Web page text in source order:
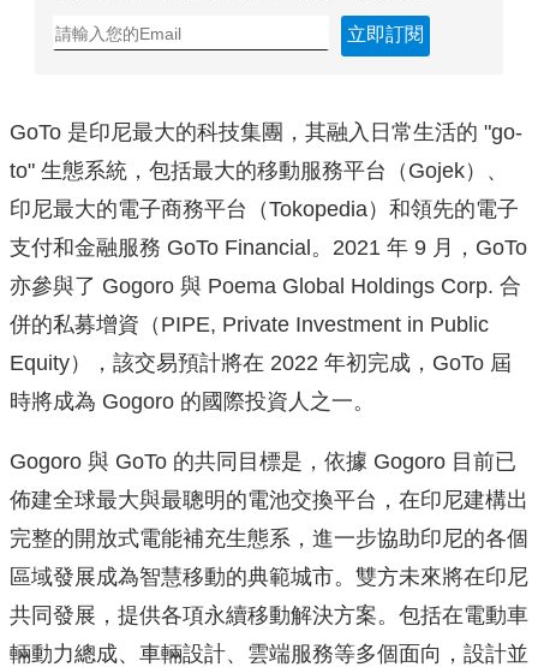
立即訂閱
GoTo 是印尼最大的科技集團，其融入日常生活的 "go-
to" 生態系統，包括最大的移動服務平台（Gojek）、
印尼最大的電子商務平台（Tokopedia）和領先的電子
支付和金融服務 GoTo Financial。2021 年 9 月，GoTo
亦參與了 Gogoro 與 Poema Global Holdings Corp. 合
併的私募增資（PIPE, Private Investment in Public
Equity），該交易預計將在 2022 年初完成，GoTo 屆
時將成為 Gogoro 的國際投資人之一。
Gogoro 與 GoTo 的共同目標是，依據 Gogoro 目前已
佈建全球最大與最聰明的電池交換平台，在印尼建構出
完整的開放式電能補充生態系，進一步協助印尼的各個
區域發展成為智慧移動的典範城市。雙方未來將在印尼
共同發展，提供各項永續移動解決方案。包括在電動車
輛動力總成、車輛設計、雲端服務等多個面向，設計並